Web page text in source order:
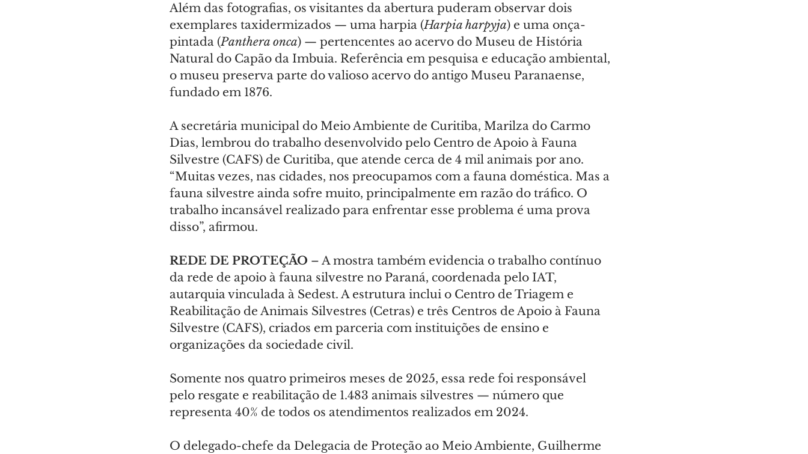
Além das fotografias, os visitantes da abertura puderam observar dois
exemplares taxidermizados — uma harpia (Harpia harpyja) e uma onça-
pintada (Panthera onca) — pertencentes ao acervo do Museu de História
Natural do Capão da Imbuia. Referência em pesquisa e educação ambiental,
o museu preserva parte do valioso acervo do antigo Museu Paranaense,
fundado em 1876.
A secretária municipal do Meio Ambiente de Curitiba, Marilza do Carmo
Dias, lembrou do trabalho desenvolvido pelo Centro de Apoio à Fauna
Silvestre (CAFS) de Curitiba, que atende cerca de 4 mil animais por ano.
“Muitas vezes, nas cidades, nos preocupamos com a fauna doméstica. Mas a
fauna silvestre ainda sofre muito, principalmente em razão do tráfico. O
trabalho incansável realizado para enfrentar esse problema é uma prova
disso”, afirmou.
REDE DE PROTEÇÃO – A mostra também evidencia o trabalho contínuo
da rede de apoio à fauna silvestre no Paraná, coordenada pelo IAT,
autarquia vinculada à Sedest. A estrutura inclui o Centro de Triagem e
Reabilitação de Animais Silvestres (Cetras) e três Centros de Apoio à Fauna
Silvestre (CAFS), criados em parceria com instituições de ensino e
organizações da sociedade civil.
Somente nos quatro primeiros meses de 2025, essa rede foi responsável
pelo resgate e reabilitação de 1.483 animais silvestres — número que
representa 40% de todos os atendimentos realizados em 2024.
O delegado-chefe da Delegacia de Proteção ao Meio Ambiente, Guilherme